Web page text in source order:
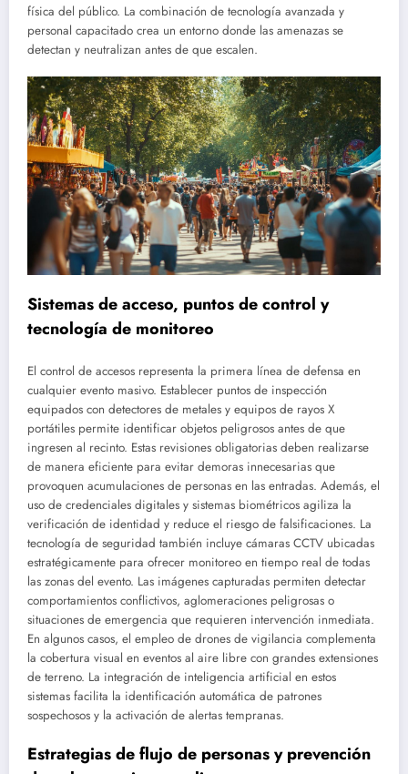
física del público. La combinación de tecnología avanzada y
personal capacitado crea un entorno donde las amenazas se
detectan y neutralizan antes de que escalen.
Sistemas de acceso, puntos de control y
tecnología de monitoreo
El control de accesos representa la primera línea de defensa en
cualquier evento masivo. Establecer puntos de inspección
equipados con detectores de metales y equipos de rayos X
portátiles permite identificar objetos peligrosos antes de que
ingresen al recinto. Estas revisiones obligatorias deben realizarse
de manera eficiente para evitar demoras innecesarias que
provoquen acumulaciones de personas en las entradas. Además, el
uso de credenciales digitales y sistemas biométricos agiliza la
verificación de identidad y reduce el riesgo de falsificaciones. La
tecnología de seguridad también incluye cámaras CCTV ubicadas
estratégicamente para ofrecer monitoreo en tiempo real de todas
las zonas del evento. Las imágenes capturadas permiten detectar
comportamientos conflictivos, aglomeraciones peligrosas o
situaciones de emergencia que requieren intervención inmediata.
En algunos casos, el empleo de drones de vigilancia complementa
la cobertura visual en eventos al aire libre con grandes extensiones
de terreno. La integración de inteligencia artificial en estos
sistemas facilita la identificación automática de patrones
sospechosos y la activación de alertas tempranas.
Estrategias de flujo de personas y prevención